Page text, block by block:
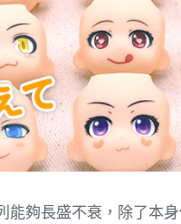
能夠長盛不衰，除了本